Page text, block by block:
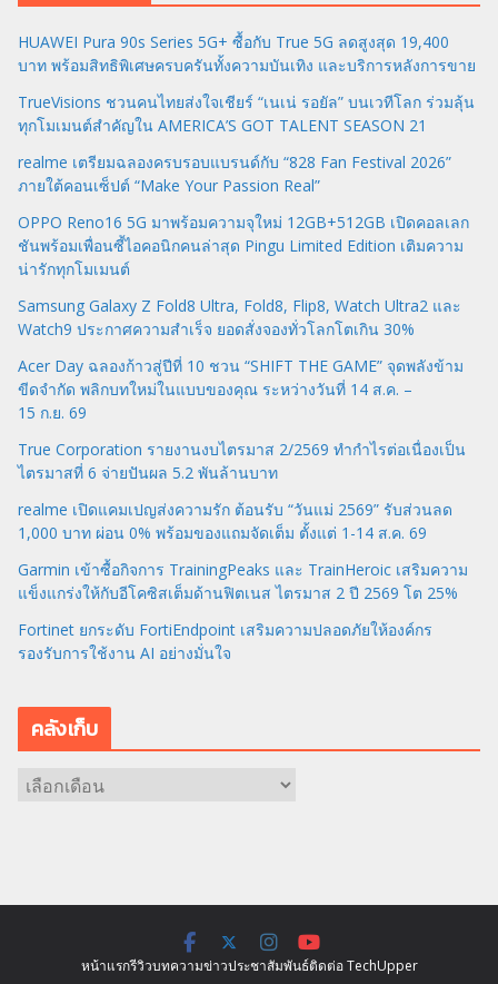
HUAWEI Pura 90s Series 5G+ ซื้อกับ True 5G ลดสูงสุด 19,400
บาท พร้อมสิทธิพิเศษครบครันทั้งความบันเทิง และบริการหลังการขาย
TrueVisions ชวนคนไทยส่งใจเชียร์ “เนเน่ รอยัล” บนเวทีโลก ร่วมลุ้น
ทุกโมเมนต์สำคัญใน AMERICA’S GOT TALENT SEASON 21
realme เตรียมฉลองครบรอบแบรนด์กับ “828 Fan Festival 2026”
ภายใต้คอนเซ็ปต์ “Make Your Passion Real”
OPPO Reno16 5G มาพร้อมความจุใหม่ 12GB+512GB เปิดคอลเลก
ชันพร้อมเพื่อนซี้ไอคอนิกคนล่าสุด Pingu Limited Edition เติมความ
น่ารักทุกโมเมนต์
Samsung Galaxy Z Fold8 Ultra, Fold8, Flip8, Watch Ultra2 และ
Watch9 ประกาศความสำเร็จ ยอดสั่งจองทั่วโลกโตเกิน 30%
Acer Day ฉลองก้าวสู่ปีที่ 10 ชวน “SHIFT THE GAME” จุดพลังข้าม
ขีดจำกัด พลิกบทใหม่ในแบบของคุณ ระหว่างวันที่ 14 ส.ค. –
15 ก.ย. 69
True Corporation รายงานงบไตรมาส 2/2569 ทำกำไรต่อเนื่องเป็น
ไตรมาสที่ 6 จ่ายปันผล 5.2 พันล้านบาท
realme เปิดแคมเปญส่งความรัก ต้อนรับ “วันแม่ 2569” รับส่วนลด
1,000 บาท ผ่อน 0% พร้อมของแถมจัดเต็ม ตั้งแต่ 1-14 ส.ค. 69
Garmin เข้าซื้อกิจการ TrainingPeaks และ TrainHeroic เสริมความ
แข็งแกร่งให้กับอีโคซิสเต็มด้านฟิตเนส ไตรมาส 2 ปี 2569 โต 25%
Fortinet ยกระดับ FortiEndpoint เสริมความปลอดภัยให้องค์กร
รองรับการใช้งาน AI อย่างมั่นใจ
คลังเก็บ
หน้าแรกรีวิวบทความข่าวประชาสัมพันธ์ติดต่อ TechUpper